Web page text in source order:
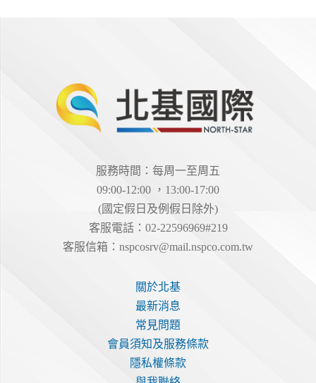
服務時間：每周一至周五
09:00-12:00 ，13:00-17:00
(國定假日及例假日除外)
客服電話：02-22596969#219
客服信箱： nspcosrv@mail.nspco.com.tw
關於北基
最新消息
常見問題
會員須知及服務條款
隱私權條款